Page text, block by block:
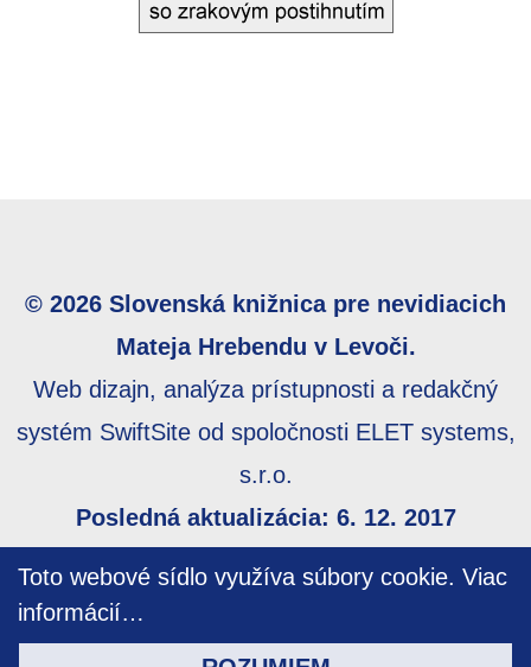
Toto webové sídlo využíva súbory cookie. Viac
informácií…
© 2026 Slovenská knižnica pre nevidiacich
Mateja Hrebendu v Levoči.
Web dizajn, analýza prístupnosti a redakčný
systém SwiftSite od spoločnosti ELET systems,
s.r.o.
Posledná aktualizácia: 6. 12. 2017
prístupnosti